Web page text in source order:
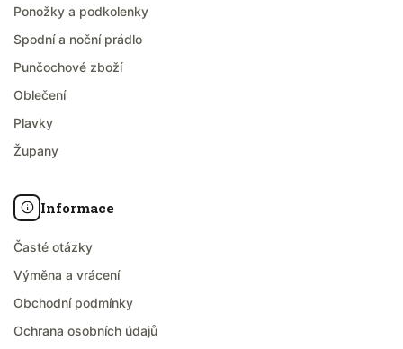
Ponožky a podkolenky
Spodní a noční prádlo
Punčochové zboží
Oblečení
Plavky
Župany
Informace
Časté otázky
Výměna a vrácení
Obchodní podmínky
Ochrana osobních údajů